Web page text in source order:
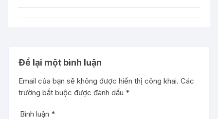
Để lại một bình luận
Email của bạn sẽ không được hiển thị công khai. Các
trường bắt buộc được đánh dấu *
Bình luận *